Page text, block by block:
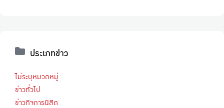
ประเภทข่าว
ไม่ระบุหมวดหมู่
ข่าวทั่วไป
ข่าวกิจการนิสิต